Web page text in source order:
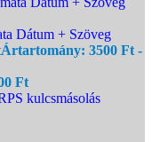
Dátum + Szöveg
Ártartomány: 3500 Ft -
Ft
kulcsmásolás